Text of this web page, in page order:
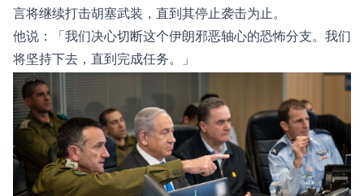
言将继续打击胡塞武装，直到其停止袭击为止。
他说：「我们决心切断这个伊朗邪恶轴心的恐怖分支。我们
将坚持下去，直到完成任务。」